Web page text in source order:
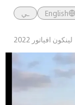
English ـي
لينكون افياتور 2022